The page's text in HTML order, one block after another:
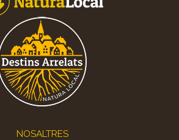
NOSALTRES